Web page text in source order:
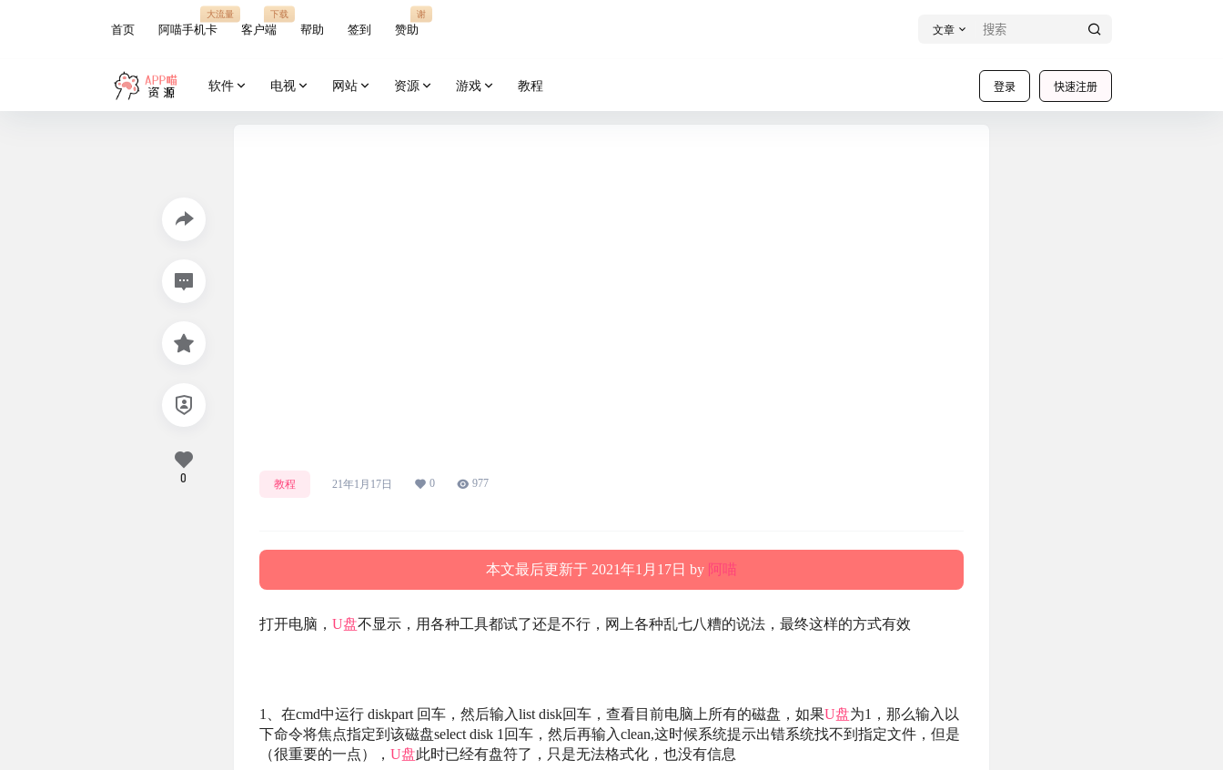
首页 阿喵手机卡
大流量
客户端
下载
帮助 签到 赞助
谢
文章
登录 快速注册
软件 电视 网站 资源 游戏 教程
教程 21年1月17日 0 977
本文最后更新于 2021年1月17日 by 阿喵
打开电脑， U盘不显示，用各种工具都试了还是不行，网上各种乱七八糟的说法，最终这样的方式有效
1、在cmd中运行 diskpart 回车，然后输入list disk回车，查看目前电脑上所有的磁盘，如果U盘为1，那么输入以
下命令将焦点指定到该磁盘select disk 1回车，然后再输入clean,这时候系统提示出错系统找不到指定文件，但是
（很重要的一点）， U盘此时已经有盘符了，只是无法格式化，也没有信息
0